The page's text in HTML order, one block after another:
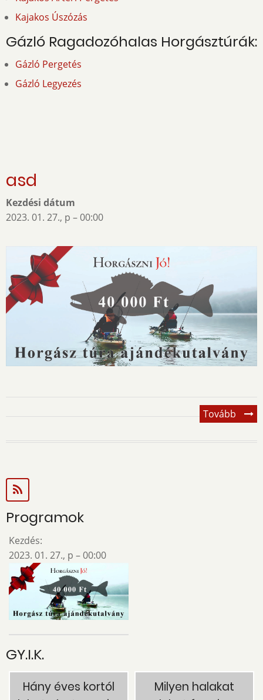
Kajakos Úszózás
Gázló Ragadozóhalas Horgásztúrák:
Gázló Pergetés
Gázló Legyezés
asd
Kezdési dátum
2023. 01. 27., p – 00:00
Tovább (asd)
Programok
Kezdés:
2023. 01. 27., p – 00:00
GY.I.K.
Hány éves kortól
Milyen halakat